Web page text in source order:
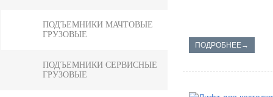
ПОДЪЕМНИКИ МАЧТОВЫЕ
ГРУЗОВЫЕ
ПОДЪЕМНИКИ СЕРВИСНЫЕ
ГРУЗОВЫЕ
ПОДРОБНЕЕ→